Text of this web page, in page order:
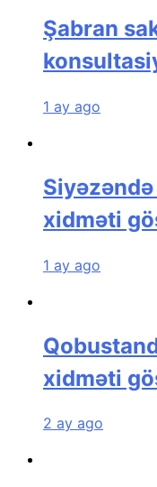
Şabran
1 ay ago
xidməti
1 ay ago
xidməti
2 ay ago